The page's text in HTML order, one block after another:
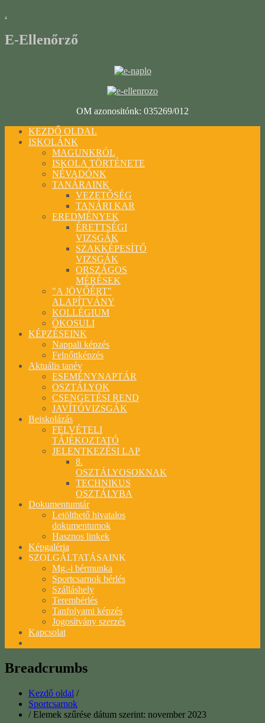
.
E-Ellenőrző
OM azonositónk: 035269/012
KEZDŐ OLDAL
ISKOLÁNK
MAGUNKRÓL
ISKOLA TÖRTÉNETE
NÉVADÓNK
TANÁRAINK
VEZETŐSÉG
TANÁRI KAR
EREDMÉNYEK
ÉRETTSÉGI
VIZSGÁK
SZAKKÉPESÍTŐ
VIZSGÁK
ORSZÁGOS
MÉRÉSEK
"A JÖVŐÉRT"
ALAPÍTVÁNY
KOLLÉGIUM
ÖKOSULI
KÉPZÉSEINK
Nappali képzés
Felnőttképzés
Aktuális tanév
ESEMÉNYNAPTÁR
OSZTÁLYOK
CSENGETÉSI REND
JAVÍTÓVIZSGÁK
Beiskolázás
FELVÉTELI
TÁJÉKOZTATÓ
JELENTKEZÉSI LAP
8.
OSZTÁLYOSOKNAK
TECHNIKUS
OSZTÁLYBA
Dokumentumtár
Letölthető hivatalos
dokumentumok
Hasznos linkek
Képgaléria
SZOLGÁLTATÁSAINK
Mg.-i bérmunka
Sportcsarnok bérlés
Szálláshely
Terembérlés
Tanfolyami képzés
Jogosítvány szerzés
Kapcsolat
Breadcrumbs
Kezdő oldal /
Sportcsarnok
/ Elemek szűrése dátum szerint: november 2023